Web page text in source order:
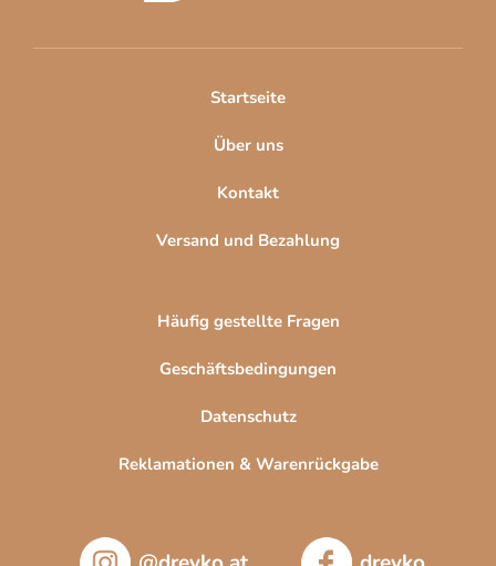
Startseite
Über uns
Kontakt
Versand und Bezahlung
Häufig gestellte Fragen
Geschäftsbedingungen
Datenschutz
Reklamationen & Warenrückgabe